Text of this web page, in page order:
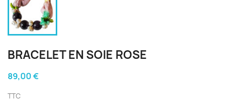
BRACELET EN SOIE ROSE
89,00 €
TTC